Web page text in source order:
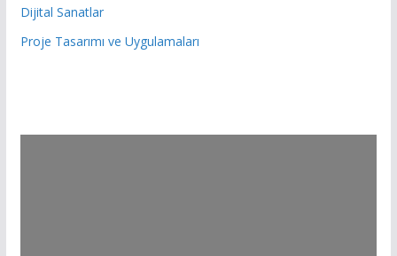
Dijital Sanatlar
Proje Tasarımı ve Uygulamaları